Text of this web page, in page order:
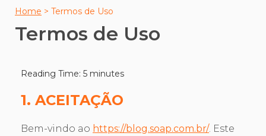
Home > Termos de Uso
Termos de Uso
Reading Time: 5 minutes
1. ACEITAÇÃO
Bem-vindo ao https://blog.soap.com.br/. Este